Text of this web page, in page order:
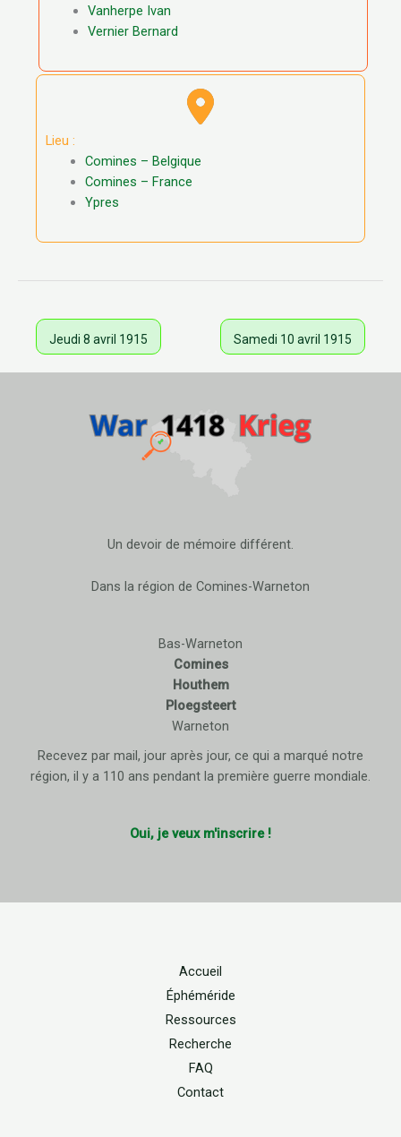
Vanherpe Ivan
Vernier Bernard
Lieu :
Comines – Belgique
Comines – France
Ypres
Jeudi 8 avril 1915 Samedi 10 avril 1915
Un devoir de mémoire différent.
Dans la région de Comines-Warneton
Bas-Warneton
Comines
Houthem
Ploegsteert
Warneton
Recevez par mail, jour après jour, ce qui a marqué notre
région, il y a 110 ans pendant la première guerre mondiale.
Oui, je veux m'inscrire !
Accueil
Éphéméride
Ressources
Recherche
FAQ
Contact